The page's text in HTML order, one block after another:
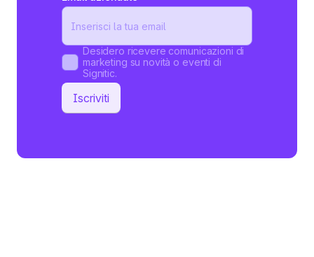
Desidero ricevere comunicazioni di
marketing su novità o eventi di
Signitic.